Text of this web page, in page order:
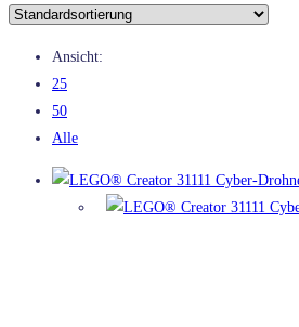
Ansicht:
25
50
Alle